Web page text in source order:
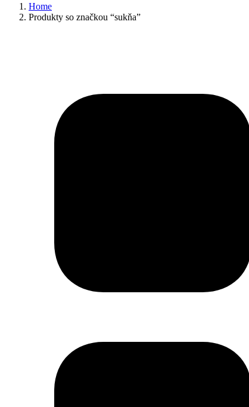
Home
Produkty so značkou “sukňa”